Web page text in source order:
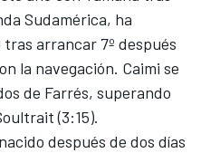
Sudamérica, ha
arrancar 7º después
la navegación. Caimi se
de Farrés, superando
(3:15).
después de dos días